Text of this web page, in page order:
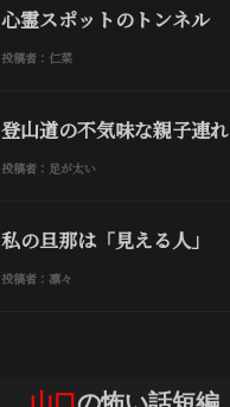
心霊スポットのトンネル
投稿者：仁菜
登山道の不気味な親子連れ
投稿者：足が太い
私の旦那は「見える人」
投稿者：凛々